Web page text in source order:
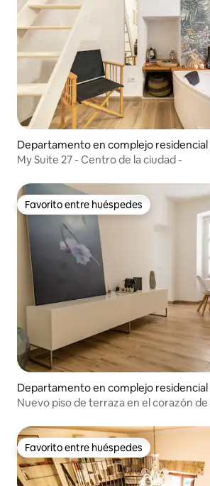
Departamento en complejo residencial
agliari
My Suite 27 - Centro de la ciudad -
Favorito entre huéspedes
Favorito entre huéspedes
Departamento en complejo residencial
gliari
Nuevo piso de terraza en el corazón de
Favorito entre huéspedes
Favorito entre huéspedes